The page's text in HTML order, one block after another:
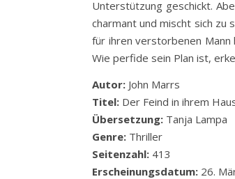
Unterstützung geschickt.
charmant und mischt sich zu
für ihren verstorbenen Mann
Wie perfide sein Plan ist,
Autor: John Marrs
Titel: Der Feind in ihrem
Übersetzung: Tanja Lampa
Genre: Thriller
Seitenzahl: 413
Erscheinungsdatum: 26.